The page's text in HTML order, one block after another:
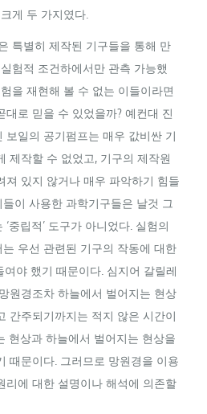
게 두 가지였다.
특별히 제작된 기구들을 통해 만
험적 조건하에서만 관측 가능했
을 재현해 볼 수 없는 이들이라면
대로 믿을 수 있었을까? 예컨대 진
보일의 공기펌프는 매우 값비싼 기
제작할 수 없었고, 기구의 제작원
져 있지 않거나 매우 파악하기 힘들
이 사용한 과학기구들은 날것 그
중립적’ 도구가 아니었다. 실험의
우선 관련된 기구의 작동에 대한
여야 했기 때문이다. 심지어 갈릴레
원경조차 하늘에서 벌어지는 현상
간주되기까지는 적지 않은 시간이
현상과 하늘에서 벌어지는 현상을
때문이다. 그러므로 망원경을 이용
리에 대한 설명이나 해석에 의존할